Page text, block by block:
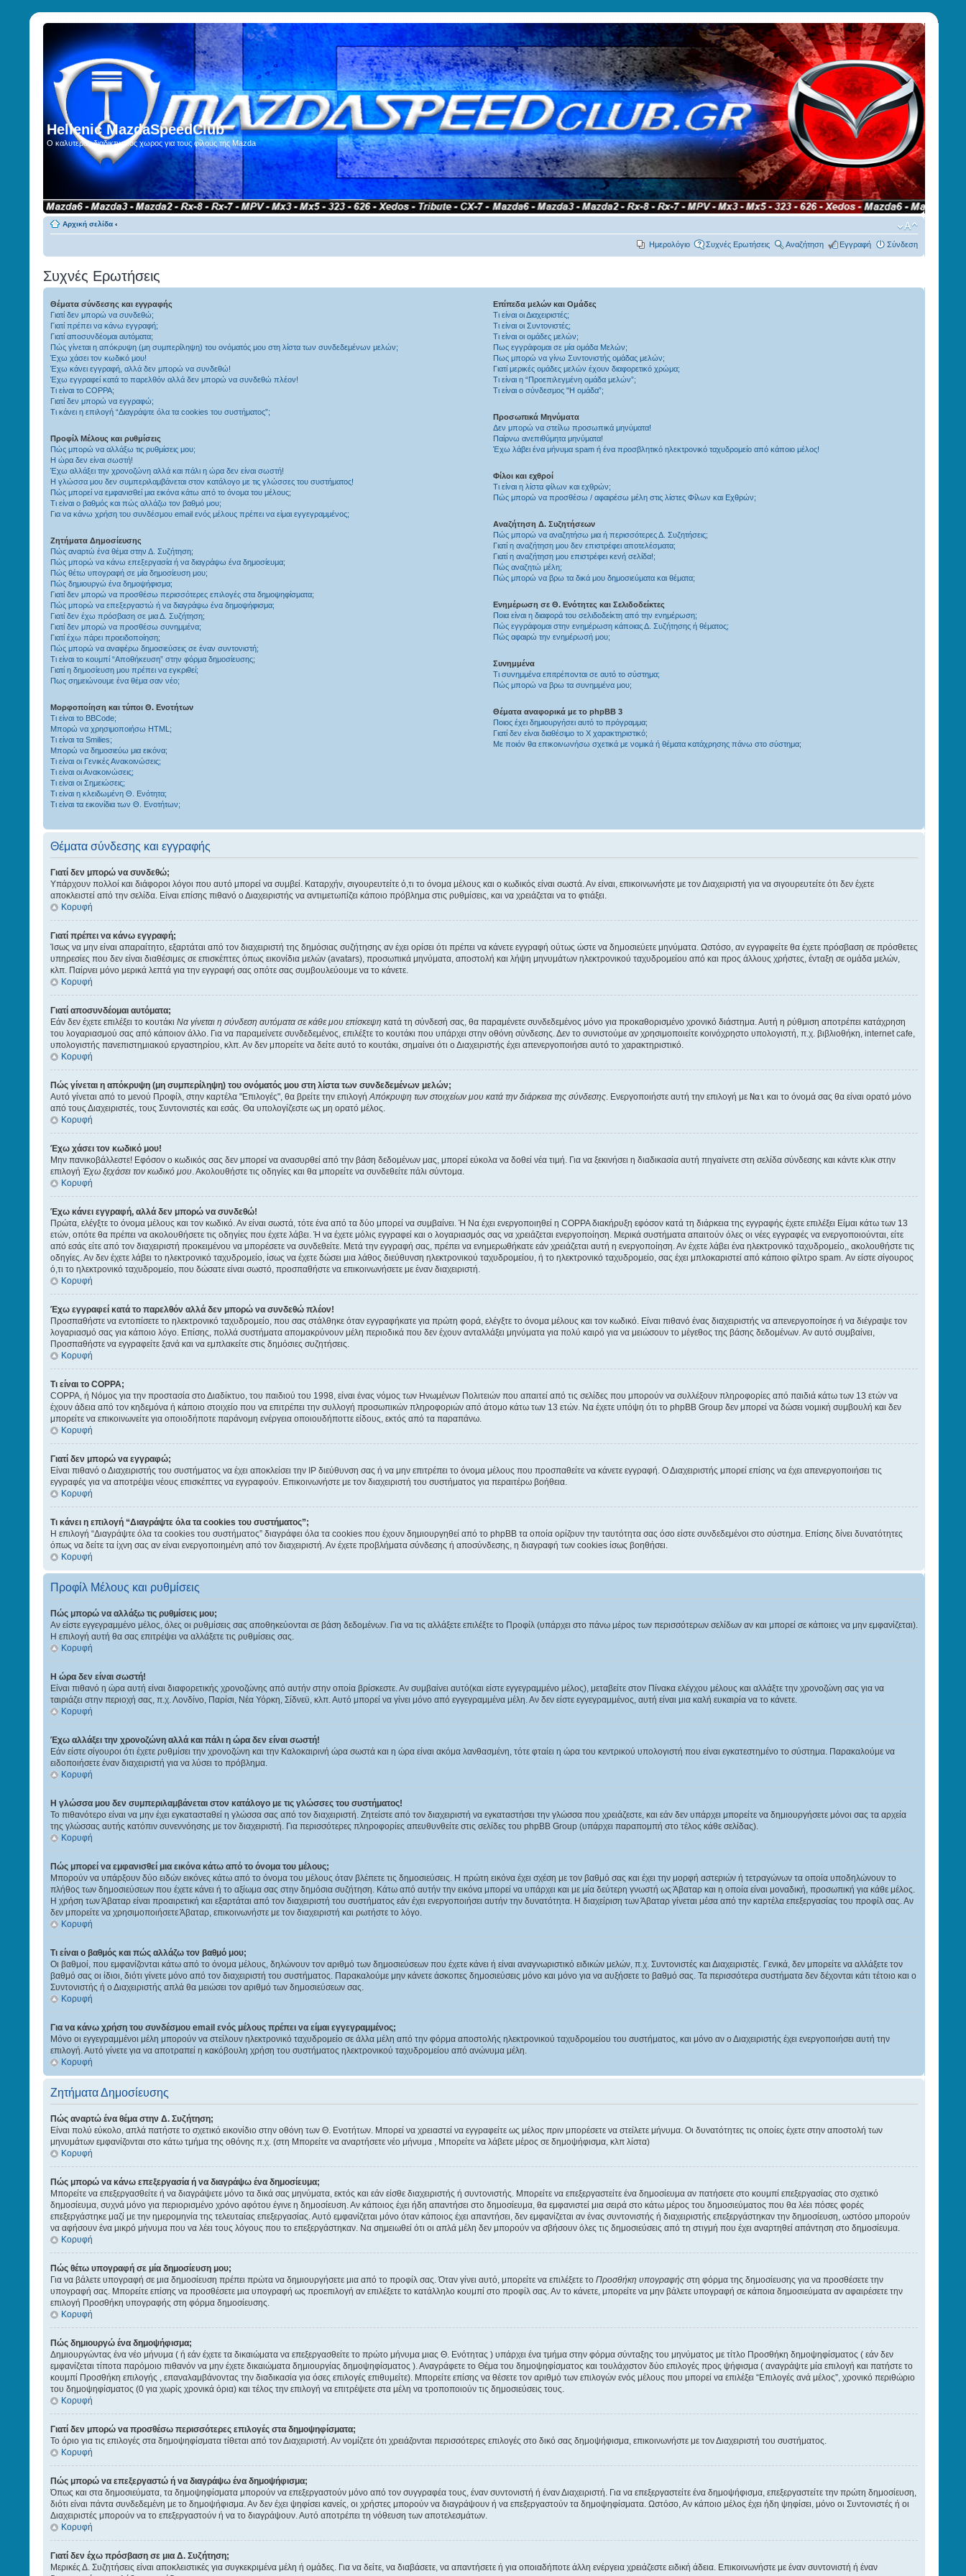
Hellenic MazdaSpeedClub
Ο καλυτερος διαδικτυακος χωρος για τους φίλους της Mazda
Αρχική σελίδα ‹
Ημερολόγιο Συχνές Ερωτήσεις Αναζήτηση Εγγραφή Σύνδεση
Συχνές Ερωτήσεις
Θέματα σύνδεσης και εγγραφής
Γιατί δεν μπορώ να συνδεθώ;
Γιατί πρέπει να κάνω εγγραφή;
Γιατί αποσυνδέομαι αυτόματα;
Πώς γίνεται η απόκρυψη (μη συμπερίληψη) του ονόματός μου στη λίστα των συνδεδεμένων μελών;
Έχω χάσει τον κωδικό μου!
Έχω κάνει εγγραφή, αλλά δεν μπορώ να συνδεθώ!
Έχω εγγραφεί κατά το παρελθόν αλλά δεν μπορώ να συνδεθώ πλέον!
Τι είναι το COPPA;
Γιατί δεν μπορώ να εγγραφώ;
Τι κάνει η επιλογή “Διαγράψτε όλα τα cookies του συστήματος”;
Προφίλ Μέλους και ρυθμίσεις
Πώς μπορώ να αλλάξω τις ρυθμίσεις μου;
Η ώρα δεν είναι σωστή!
Έχω αλλάξει την χρονοζώνη αλλά και πάλι η ώρα δεν είναι σωστή!
Η γλώσσα μου δεν συμπεριλαμβάνεται στον κατάλογο με τις γλώσσες του συστήματος!
Πώς μπορεί να εμφανισθεί μια εικόνα κάτω από το όνομα του μέλους;
Τι είναι ο βαθμός και πώς αλλάζω τον βαθμό μου;
Για να κάνω χρήση του συνδέσμου email ενός μέλους πρέπει να είμαι εγγεγραμμένος;
Ζητήματα Δημοσίευσης
Πώς αναρτώ ένα θέμα στην Δ. Συζήτηση;
Πώς μπορώ να κάνω επεξεργασία ή να διαγράψω ένα δημοσίευμα;
Πώς θέτω υπογραφή σε μία δημοσίευση μου;
Πώς δημιουργώ ένα δημοψήφισμα;
Γιατί δεν μπορώ να προσθέσω περισσότερες επιλογές στα δημοψηφίσματα;
Πώς μπορώ να επεξεργαστώ ή να διαγράψω ένα δημοψήφισμα;
Γιατί δεν έχω πρόσβαση σε μια Δ. Συζήτηση;
Γιατί δεν μπορώ να προσθέσω συνημμένα;
Γιατί έχω πάρει προειδοποίηση;
Πώς μπορώ να αναφέρω δημοσιεύσεις σε έναν συντονιστή;
Τι είναι το κουμπί “Αποθήκευση” στην φόρμα δημοσίευσης;
Γιατί η δημοσίευση μου πρέπει να εγκριθεί;
Πως σημειώνουμε ένα θέμα σαν νέο;
Μορφοποίηση και τύποι Θ. Ενοτήτων
Τι είναι το BBCode;
Μπορώ να χρησιμοποιήσω HTML;
Τι είναι τα Smilies;
Μπορώ να δημοσιεύω μια εικόνα;
Τι είναι οι Γενικές Ανακοινώσεις;
Τι είναι οι Ανακοινώσεις;
Τι είναι οι Σημειώσεις;
Τι είναι η κλειδωμένη Θ. Ενότητα;
Τι είναι τα εικονίδια των Θ. Ενοτήτων;
Επίπεδα μελών και Ομάδες
Τι είναι οι Διαχειριστές;
Τι είναι οι Συντονιστές;
Τι είναι οι ομάδες μελών;
Πως εγγράφομαι σε μία ομάδα Μελών;
Πως μπορώ να γίνω Συντονιστής ομάδας μελών;
Γιατί μερικές ομάδες μελών έχουν διαφορετικό χρώμα;
Τι είναι η “Προεπιλεγμένη ομάδα μελών”;
Τι είναι ο σύνδεσμος "Η ομάδα”;
Προσωπικά Μηνύματα
Δεν μπορώ να στείλω προσωπικά μηνύματα!
Παίρνω ανεπιθύμητα μηνύματα!
Έχω λάβει ένα μήνυμα spam ή ένα προσβλητικό ηλεκτρονικό ταχυδρομείο από κάποιο μέλος!
Φίλοι και εχθροί
Τι είναι η λίστα φίλων και εχθρών;
Πώς μπορώ να προσθέσω / αφαιρέσω μέλη στις λίστες Φίλων και Εχθρών;
Αναζήτηση Δ. Συζητήσεων
Πώς μπορώ να αναζητήσω μια ή περισσότερες Δ. Συζητήσεις;
Γιατί η αναζήτηση μου δεν επιστρέφει αποτελέσματα;
Γιατί η αναζήτηση μου επιστρέφει κενή σελίδα!;
Πώς αναζητώ μέλη;
Πώς μπορώ να βρω τα δικά μου δημοσιεύματα και θέματα;
Ενημέρωση σε Θ. Ενότητες και Σελιδοδείκτες
Ποια είναι η διαφορά του σελιδοδείκτη από την ενημέρωση;
Πώς εγγράφομαι στην ενημέρωση κάποιας Δ. Συζήτησης ή θέματος;
Πώς αφαιρώ την ενημέρωσή μου;
Συνημμένα
Τι συνημμένα επιτρέπονται σε αυτό το σύστημα;
Πώς μπορώ να βρω τα συνημμένα μου;
Θέματα αναφορικά με το phpBB 3
Ποιος έχει δημιουργήσει αυτό το πρόγραμμα;
Γιατί δεν είναι διαθέσιμο το Χ χαρακτηριστικό;
Με ποιόν θα επικοινωνήσω σχετικά με νομικά ή θέματα κατάχρησης πάνω στο σύστημα;
Θέματα σύνδεσης και εγγραφής
Γιατί δεν μπορώ να συνδεθώ;
Υπάρχουν πολλοί και διάφοροι λόγοι που αυτό μπορεί να συμβεί. Καταρχήν, σιγουρευτείτε ό,τι το όνομα μέλους και ο κωδικός είναι σωστά. Αν είναι, επικοινωνήστε με τον Διαχειριστή για να σιγουρευτείτε ότι δεν έχετε
αποκλειστεί από την σελίδα. Είναι επίσης πιθανό ο Διαχειριστής να αντιμετωπίζει κάποιο πρόβλημα στις ρυθμίσεις, και να χρειάζεται να το φτιάξει.
Κορυφή
Γιατί πρέπει να κάνω εγγραφή;
Ίσως να μην είναι απαραίτητο, εξαρτάται από τον διαχειριστή της δημόσιας συζήτησης αν έχει ορίσει ότι πρέπει να κάνετε εγγραφή ούτως ώστε να δημοσιεύετε μηνύματα. Ωστόσο, αν εγγραφείτε θα έχετε πρόσβαση σε πρόσθετες
υπηρεσίες που δεν είναι διαθέσιμες σε επισκέπτες όπως εικονίδια μελών (avatars), προσωπικά μηνύματα, αποστολή και λήψη μηνυμάτων ηλεκτρονικού ταχυδρομείου από και προς άλλους χρήστες, ένταξη σε ομάδα μελών,
κλπ. Παίρνει μόνο μερικά λεπτά για την εγγραφή σας οπότε σας συμβουλεύουμε να το κάνετε.
Κορυφή
Γιατί αποσυνδέομαι αυτόματα;
Εάν δεν έχετε επιλέξει το κουτάκι Να γίνεται η σύνδεση αυτόματα σε κάθε μου επίσκεψη κατά τη σύνδεσή σας, θα παραμένετε συνδεδεμένος μόνο για προκαθορισμένο χρονικό διάστημα. Αυτή η ρύθμιση αποτρέπει κατάχρηση
του λογαριασμού σας από κάποιον άλλο. Για να παραμείνετε συνδεδεμένος, επιλέξτε το κουτάκι που υπάρχει στην οθόνη σύνδεσης. Δεν το συνιστούμε αν χρησιμοποιείτε κοινόχρηστο υπολογιστή, π.χ. βιβλιοθήκη, internet cafe,
υπολογιστής πανεπιστημιακού εργαστηρίου, κλπ. Αν δεν μπορείτε να δείτε αυτό το κουτάκι, σημαίνει ότι ο Διαχειριστής έχει απενεργοποιήσει αυτό το χαρακτηριστικό.
Κορυφή
Πώς γίνεται η απόκρυψη (μη συμπερίληψη) του ονόματός μου στη λίστα των συνδεδεμένων μελών;
Αυτό γίνεται από το μενού Προφίλ, στην καρτέλα "Επιλογές", θα βρείτε την επιλογήΑπόκρυψη των στοιχείων μου κατά την διάρκεια της σύνδεσης. Ενεργοποιήστε αυτή την επιλογή με Ναι και το όνομά σας θα είναι ορατό μόνο
από τους Διαχειριστές, τους Συντονιστές και εσάς. Θα υπολογίζεστε ως μη ορατό μέλος.
Κορυφή
Έχω χάσει τον κωδικό μου!
Μην πανικοβάλλεστε! Εφόσον ο κωδικός σας δεν μπορεί να ανασυρθεί από την βάση δεδομένων μας, μπορεί εύκολα να δοθεί νέα τιμή. Για να ξεκινήσει η διαδικασία αυτή πηγαίνετε στη σελίδα σύνδεσης και κάντε κλικ στην
επιλογή Έχω ξεχάσει τον κωδικό μου. Ακολουθήστε τις οδηγίες και θα μπορείτε να συνδεθείτε πάλι σύντομα.
Κορυφή
Έχω κάνει εγγραφή, αλλά δεν μπορώ να συνδεθώ!
Πρώτα, ελέγξτε το όνομα μέλους και τον κωδικό. Αν είναι σωστά, τότε ένα από τα δύο μπορεί να συμβαίνει. Ή Να έχει ενεργοποιηθεί η COPPA διακήρυξη εφόσον κατά τη διάρκεια της εγγραφής έχετε επιλέξει Είμαι κάτω των 13
ετών, οπότε θα πρέπει να ακολουθήσετε τις οδηγίες που έχετε λάβει. Ή να έχετε μόλις εγγραφεί και ο λογαριασμός σας να χρειάζεται ενεργοποίηση. Μερικά συστήματα απαιτούν όλες οι νέες εγγραφές να ενεργοποιούνται, είτε
από εσάς είτε από τον διαχειριστή προκειμένου να μπορέσετε να συνδεθείτε. Μετά την εγγραφή σας, πρέπει να ενημερωθήκατε εάν χρειάζεται αυτή η ενεργοποίηση. Αν έχετε λάβει ένα ηλεκτρονικό ταχυδρομείο,, ακολουθήστε τις
οδηγίες. Αν δεν έχετε λάβει το ηλεκτρονικό ταχυδρομείο, ίσως να έχετε δώσει μια λάθος διεύθυνση ηλεκτρονικού ταχυδρομείου, ή το ηλεκτρονικό ταχυδρομείο, σας έχει μπλοκαριστεί από κάποιο φίλτρο spam. Αν είστε σίγουρος
ό,τι το ηλεκτρονικό ταχυδρομείο, που δώσατε είναι σωστό, προσπαθήστε να επικοινωνήσετε με έναν διαχειριστή.
Κορυφή
Έχω εγγραφεί κατά το παρελθόν αλλά δεν μπορώ να συνδεθώ πλέον!
Προσπαθήστε να εντοπίσετε το ηλεκτρονικό ταχυδρομείο, που σας στάλθηκε όταν εγγραφήκατε για πρώτη φορά, ελέγξτε το όνομα μέλους και τον κωδικό. Είναι πιθανό ένας διαχειριστής να απενεργοποίησε ή να διέγραψε τον
λογαριασμό σας για κάποιο λόγο. Επίσης, πολλά συστήματα απομακρύνουν μέλη περιοδικά που δεν έχουν ανταλλάξει μηνύματα για πολύ καιρό για να μειώσουν το μέγεθος της βάσης δεδομένων. Αν αυτό συμβαίνει,
Προσπαθήστε να εγγραφείτε ξανά και να εμπλακείτε στις δημόσιες συζητήσεις.
Κορυφή
Τι είναι το COPPA;
COPPA, ή Νόμος για την προστασία στο Διαδίκτυο, του παιδιού του 1998, είναι ένας νόμος των Ηνωμένων Πολιτειών που απαιτεί από τις σελίδες που μπορούν να συλλέξουν πληροφορίες από παιδιά κάτω των 13 ετών να
έχουν άδεια από τον κηδεμόνα ή κάποιο στοιχείο που να επιτρέπει την συλλογή προσωπικών πληροφοριών από άτομο κάτω των 13 ετών. Να έχετε υπόψη ότι το phpBB Group δεν μπορεί να δώσει νομική συμβουλή και δεν
μπορείτε να επικοινωνείτε για οποιοδήποτε παράνομη ενέργεια οποιουδήποττε είδους, εκτός από τα παραπάνω.
Κορυφή
Γιατί δεν μπορώ να εγγραφώ;
Είναι πιθανό ο Διαχειριστής του συστήματος να έχει αποκλείσει την IP διεύθυνση σας ή να μην επιτρέπει το όνομα μέλους που προσπαθείτε να κάνετε εγγραφή. Ο Διαχειριστής μπορεί επίσης να έχει απενεργοποιήσει τις
εγγραφές για να αποτρέψει νέους επισκέπτες να εγγραφούν. Επικοινωνήστε με τον διαχειριστή του συστήματος για περαιτέρω βοήθεια.
Κορυφή
Τι κάνει η επιλογή “Διαγράψτε όλα τα cookies του συστήματος”;
Η επιλογή “Διαγράψτε όλα τα cookies του συστήματος” διαγράφει όλα τα cookies που έχουν δημιουργηθεί από το phpBB τα οποία ορίζουν την ταυτότητα σας όσο είστε συνδεδεμένοι στο σύστημα. Επίσης δίνει δυνατότητες
όπως να δείτε τα ίχνη σας αν είναι ενεργοποιημένη από τον διαχειριστή. Αν έχετε προβλήματα σύνδεσης ή αποσύνδεσης, η διαγραφή των cookies ίσως βοηθήσει.
Κορυφή
Προφίλ Μέλους και ρυθμίσεις
Πώς μπορώ να αλλάξω τις ρυθμίσεις μου;
Αν είστε εγγεγραμμένο μέλος, όλες οι ρυθμίσεις σας αποθηκεύονται σε βάση δεδομένων. Για να τις αλλάξετε επιλέξτε το Προφίλ (υπάρχει στο πάνω μέρος των περισσότερων σελίδων αν και μπορεί σε κάποιες να μην εμφανίζεται).
Η επιλογή αυτή θα σας επιτρέψει να αλλάξετε τις ρυθμίσεις σας.
Κορυφή
Η ώρα δεν είναι σωστή!
Είναι πιθανό η ώρα αυτή είναι διαφορετικής χρονοζώνης από αυτήν στην οποία βρίσκεστε. Αν συμβαίνει αυτό(και είστε εγγεγραμμένο μέλος), μεταβείτε στον Πίνακα ελέγχου μέλους και αλλάξτε την χρονοζώνη σας για να
ταιριάζει στην περιοχή σας, π.χ. Λονδίνο, Παρίσι, Νέα Υόρκη, Σίδνεϋ, κλπ. Αυτό μπορεί να γίνει μόνο από εγγεγραμμένα μέλη. Αν δεν είστε εγγεγραμμένος, αυτή είναι μια καλή ευκαιρία να το κάνετε.
Κορυφή
Έχω αλλάξει την χρονοζώνη αλλά και πάλι η ώρα δεν είναι σωστή!
Εάν είστε σίγουροι ότι έχετε ρυθμίσει την χρονοζώνη και την Καλοκαιρινή ώρα σωστά και η ώρα είναι ακόμα λανθασμένη, τότε φταίει η ώρα του κεντρικού υπολογιστή που είναι εγκατεστημένο το σύστημα. Παρακαλούμε να
ειδοποιήσετε έναν διαχειριστή για να λύσει το πρόβλημα.
Κορυφή
Η γλώσσα μου δεν συμπεριλαμβάνεται στον κατάλογο με τις γλώσσες του συστήματος!
Το πιθανότερο είναι να μην έχει εγκατασταθεί η γλώσσα σας από τον διαχειριστή. Ζητείστε από τον διαχειριστή να εγκαταστήσει την γλώσσα που χρειάζεστε, και εάν δεν υπάρχει μπορείτε να δημιουργήσετε μόνοι σας τα αρχεία
της γλώσσας αυτής κατόπιν συνεννόησης με τον διαχειριστή. Για περισσότερες πληροφορίες απευθυνθείτε στις σελίδες του phpBB Group (υπάρχει παραπομπή στο τέλος κάθε σελίδας).
Κορυφή
Πώς μπορεί να εμφανισθεί μια εικόνα κάτω από το όνομα του μέλους;
Μπορούν να υπάρξουν δύο ειδών εικόνες κάτω από το όνομα του μέλους όταν βλέπετε τις δημοσιεύσεις. Η πρώτη εικόνα έχει σχέση με τον βαθμό σας και έχει την μορφή αστεριών ή τετραγώνων τα οποία υποδηλώνουν το
πλήθος των δημοσιεύσεων που έχετε κάνει ή το αξίωμα σας στην δημόσια συζήτηση. Κάτω από αυτήν την εικόνα μπορεί να υπάρχει και με μία δεύτερη γνωστή ως Άβαταρ και η οποία είναι μοναδική, προσωπική για κάθε μέλος.
Η χρήση των Άβαταρ είναι προαιρετική και εξαρτάται από τον διαχειριστή του συστήματος εάν έχει ενεργοποιήσει αυτήν την δυνατότητα. Η διαχείριση των Άβαταρ γίνεται μέσα από την καρτέλα επεξεργασίας του προφίλ σας. Αν
δεν μπορείτε να χρησιμοποιήσετε Άβαταρ, επικοινωνήστε με τον διαχειριστή και ρωτήστε το λόγο.
Κορυφή
Τι είναι ο βαθμός και πώς αλλάζω τον βαθμό μου;
Οι βαθμοί, που εμφανίζονται κάτω από το όνομα μέλους, δηλώνουν τον αριθμό των δημοσιεύσεων που έχετε κάνει ή είναι αναγνωριστικό ειδικών μελών, π.χ. Συντονιστές και Διαχειριστές. Γενικά, δεν μπορείτε να αλλάξετε τον
βαθμό σας οι ίδιοι, διότι γίνετε μόνο από τον διαχειριστή του συστήματος. Παρακαλούμε μην κάνετε άσκοπες δημοσιεύσεις μόνο και μόνο για να αυξήσετε το βαθμό σας. Τα περισσότερα συστήματα δεν δέχονται κάτι τέτοιο και ο
Συντονιστής ή ο Διαχειριστής απλά θα μειώσει τον αριθμό των δημοσιεύσεων σας.
Κορυφή
Για να κάνω χρήση του συνδέσμου email ενός μέλους πρέπει να είμαι εγγεγραμμένος;
Μόνο οι εγγεγραμμένοι μέλη μπορούν να στείλουν ηλεκτρονικό ταχυδρομείο σε άλλα μέλη από την φόρμα αποστολής ηλεκτρονικού ταχυδρομείου του συστήματος, και μόνο αν ο Διαχειριστής έχει ενεργοποιήσει αυτή την
επιλογή. Αυτό γίνετε για να αποτραπεί η κακόβουλη χρήση του συστήματος ηλεκτρονικού ταχυδρομείου από ανώνυμα μέλη.
Κορυφή
Ζητήματα Δημοσίευσης
Πώς αναρτώ ένα θέμα στην Δ. Συζήτηση;
Είναι πολύ εύκολο, απλά πατήστε το σχετικό εικονίδιο στην οθόνη των Θ. Ενοτήτων. Μπορεί να χρειαστεί να εγγραφείτε ως μέλος πριν μπορέσετε να στείλετε μήνυμα. Οι δυνατότητες τις οποίες έχετε στην αποστολή των
μηνυμάτων εμφανίζονται στο κάτω τμήμα της οθόνης π.χ. (στη Μπορείτε να αναρτήσετε νέο μήνυμα , Μπορείτε να λάβετε μέρος σε δημοψήφισμα, κλπ λίστα)
Κορυφή
Πώς μπορώ να κάνω επεξεργασία ή να διαγράψω ένα δημοσίευμα;
Μπορείτε να επεξεργασθείτε ή να διαγράψετε μόνο τα δικά σας μηνύματα, εκτός και εάν είσθε διαχειριστής ή συντονιστής. Μπορείτε να επεξεργαστείτε ένα δημοσίευμα αν πατήσετε στο κουμπί επεξεργασίας στο σχετικό
δημοσίευμα, συχνά μόνο για περιορισμένο χρόνο αφότου έγινε η δημοσίευση. Αν κάποιος έχει ήδη απαντήσει στο δημοσίευμα, θα εμφανιστεί μια σειρά στο κάτω μέρος του δημοσιεύματος που θα λέει πόσες φορές
επεξεργάστηκε μαζί με την ημερομηνία της τελευταίας επεξεργασίας. Αυτό εμφανίζεται μόνο όταν κάποιος έχει απαντήσει, δεν εμφανίζεται αν ένας συντονιστής ή διαχειριστής επεξεργάστηκαν την δημοσίευση, ωστόσο μπορούν
να αφήσουν ένα μικρό μήνυμα που να λέει τους λόγους που το επεξεργάστηκαν. Να σημειωθεί ότι οι απλά μέλη δεν μπορούν να σβήσουν όλες τις δημοσιεύσεις από τη στιγμή που έχει αναρτηθεί απάντηση στο δημοσίευμα.
Κορυφή
Πώς θέτω υπογραφή σε μία δημοσίευση μου;
Για να βάλετε υπογραφή σε μια δημοσίευση πρέπει πρώτα να δημιουργήσετε μια από το προφίλ σας. Όταν γίνει αυτό, μπορείτε να επιλέξετε το Προσθήκη υπογραφήςστη φόρμα της δημοσίευσης για να προσθέσετε την
υπογραφή σας. Μπορείτε επίσης να προσθέσετε μια υπογραφή ως προεπιλογή αν επιλέξετε το κατάλληλο κουμπί στο προφίλ σας. Αν το κάνετε, μπορείτε να μην βάλετε υπογραφή σε κάποια δημοσιεύματα αν αφαιρέσετε την
επιλογή Προσθήκη υπογραφής στη φόρμα δημοσίευσης.
Κορυφή
Πώς δημιουργώ ένα δημοψήφισμα;
Δημιουργώντας ένα νέο μήνυμα ( ή εάν έχετε τα δικαιώματα να επεξεργασθείτε το πρώτο μήνυμα μιας Θ. Ενότητας ) υπάρχει ένα τμήμα στην φόρμα σύνταξης του μηνύματος με τίτλο Προσθήκη δημοψηφίσματος ( εάν δεν
εμφανίζεται τίποτα παρόμοιο πιθανόν να μην έχετε δικαιώματα δημιουργίας δημοψηφίσματος ). Αναγράφετε το Θέμα του δημοψηφίσματος και τουλάχιστον δύο επιλογές προς ψήφισμα ( αναγράψτε μία επιλογή και πατήστε το
κουμπί Προσθήκη επιλογής , επαναλαμβάνοντας την διαδικασία για όσες επιλογές επιθυμείτε). Μπορείτε επίσης να θέσετε τον αριθμό των επιλογών ενός μέλους που μπορεί να επιλέξει “Επιλογές ανά μέλος”, χρονικό περιθώριο
του δημοψηφίσματος (0 για χωρίς χρονικά όρια) και τέλος την επιλογή να επιτρέψετε στα μέλη να τροποποιούν τις δημοσιεύσεις τους.
Κορυφή
Γιατί δεν μπορώ να προσθέσω περισσότερες επιλογές στα δημοψηφίσματα;
Το όριο για τις επιλογές στα δημοψηφίσματα τίθεται από τον Διαχειριστή. Αν νομίζετε ότι χρειάζονται περισσότερες επιλογές στο δικό σας δημοψήφισμα, επικοινωνήστε με τον Διαχειριστή του συστήματος.
Κορυφή
Πώς μπορώ να επεξεργαστώ ή να διαγράψω ένα δημοψήφισμα;
Όπως και στα δημοσιεύματα, τα δημοψηφίσματα μπορούν να επεξεργαστούν μόνο από τον συγγραφέα τους, έναν συντονιστή ή έναν Διαχειριστή. Για να επεξεργαστείτε ένα δημοψήφισμα, επεξεργαστείτε την πρώτη δημοσίευση,
διότι είναι πάντα συνδεδεμένη με το δημοψήφισμα. Αν δεν έχει ψηφίσει κανείς, οι χρήστες μπορούν να διαγράψουν ή να επεξεργαστούν τα δημοψηφίσματα. Ωστόσο, Αν κάποιο μέλος έχει ήδη ψηφίσει, μόνο οι Συντονιστές ή οι
Διαχειριστές μπορούν να το επεξεργαστούν ή να το διαγράψουν. Αυτό αποτρέπει τη νόθευση των αποτελεσμάτων.
Κορυφή
Γιατί δεν έχω πρόσβαση σε μια Δ. Συζήτηση;
Μερικές Δ. Συζητήσεις είναι αποκλειστικές για συγκεκριμένα μέλη ή ομάδες. Για να δείτε, να διαβάσετε, να απαντήσετε ή για οποιαδήποτε άλλη ενέργεια χρειάζεστε ειδική άδεια. Επικοινωνήστε με έναν συντονιστή ή έναν